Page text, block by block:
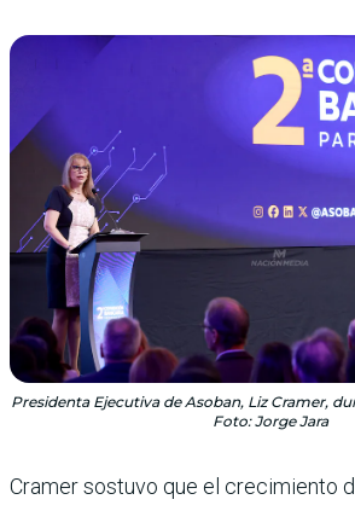
Presidenta Ejecutiva de Asoban, Liz Cramer,
Foto: Jorge Jara
Cramer sostuvo que el crecimiento